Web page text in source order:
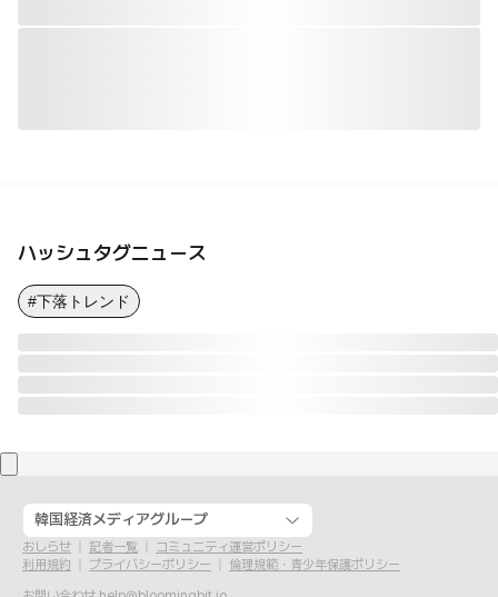
ハッシュタグニュース
#下落トレンド
韓国経済メディアグループ
おしらせ 記者一覧
コミュニティ運営ポリシー
利用規約
プライバシーポリシー
倫理規範・青少年保護ポリシー